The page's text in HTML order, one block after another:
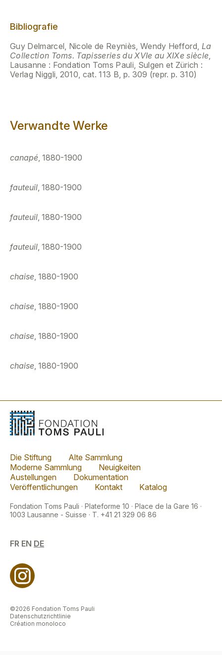
Bibliografie
Guy Delmarcel, Nicole de Reyniès, Wendy Hefford, La
Collection Toms. Tapisseries du XVIe au XIXe siècle,
Lausanne : Fondation Toms Pauli, Sulgen et Zürich :
Verlag Niggli, 2010, cat. 113 B, p. 309 (repr. p. 310)
Verwandte Werke
canapé, 1880-1900
fauteuil, 1880-1900
fauteuil, 1880-1900
fauteuil, 1880-1900
chaise, 1880-1900
chaise, 1880-1900
chaise, 1880-1900
chaise, 1880-1900
Die Stiftung
Alte Sammlung
Moderne Sammlung
Neuigkeiten
Austellungen
Dokumentation
Veröffentlichungen
Kontakt Katalog
Fondation Toms Pauli · Plateforme 10 · Place de la Gare 16 ·
1003 Lausanne - Suisse · T. +41 21 329 06 86
FR EN DE
©2026 Fondation Toms Pauli
Datenschutzrichtlinie
Création monoloco